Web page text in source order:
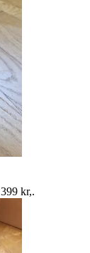
399 kr,.